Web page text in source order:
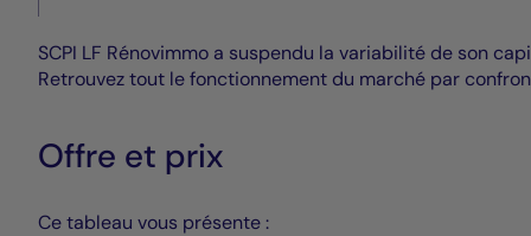
SCPI LF Rénovimmo a suspendu la variabilité de son
Retrouvez tout le fonctionnement du marché par
Offre et prix
Ce tableau vous présente :